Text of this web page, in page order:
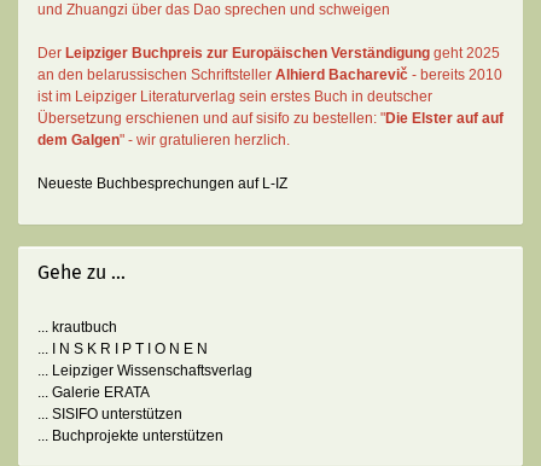
und Zhuangzi über das Dao sprechen und schweigen
Der Leipziger Buchpreis zur Europäischen Verständigung geht 2025
an den belarussischen Schriftsteller Alhierd Bacharevič - bereits 2010
ist im Leipziger Literaturverlag sein erstes Buch in deutscher
Übersetzung erschienen und auf sisifo zu bestellen: "Die Elster auf auf
dem Galgen" - wir gratulieren herzlich.
Neueste Buchbesprechungen auf L-IZ
Gehe zu ...
... krautbuch
... I N S K R I P T I O N E N
... Leipziger Wissenschaftsverlag
... Galerie ERATA
... SISIFO unterstützen
... Buchprojekte unterstützen